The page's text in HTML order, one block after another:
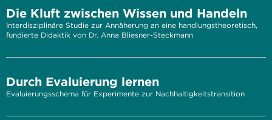
Die Kluft zwischen Wissen und Handeln
Interdisziplinäre Studie zur Annäherung an eine handlungstheoretisch,
fundierte Didaktik von Dr. Anna Bliesner-Steckmann
Durch Evaluierung lernen
Evaluierungsschema für Experimente zur Nachhaltigkeitstransition